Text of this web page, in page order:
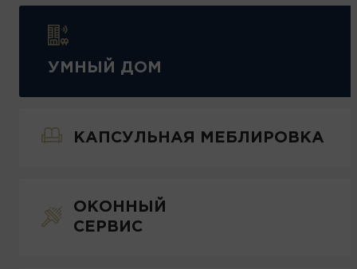
УМНЫЙ ДОМ
КАПСУЛЬНАЯ МЕБЛИРОВКА
ОКОННЫЙ
СЕРВИС